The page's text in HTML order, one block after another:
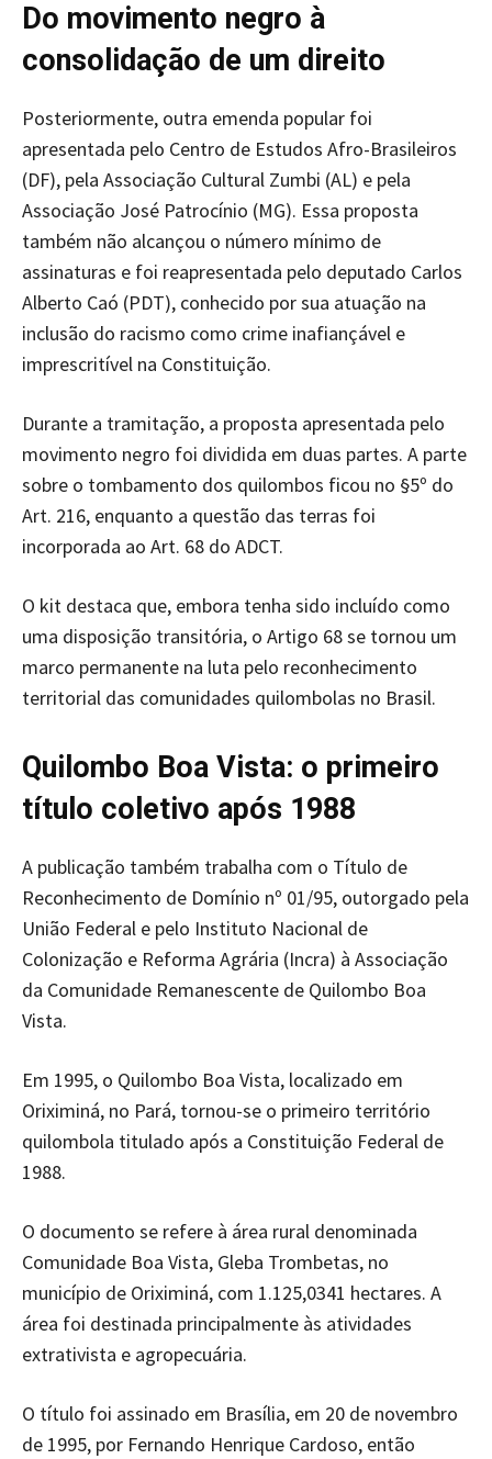
Do movimento negro à
consolidação de um direito
Posteriormente, outra emenda popular foi
apresentada pelo Centro de Estudos Afro-Brasileiros
(DF), pela Associação Cultural Zumbi (AL) e pela
Associação José Patrocínio (MG). Essa proposta
também não alcançou o número mínimo de
assinaturas e foi reapresentada pelo deputado Carlos
Alberto Caó (PDT), conhecido por sua atuação na
inclusão do racismo como crime inafiançável e
imprescritível na Constituição.
Durante a tramitação, a proposta apresentada pelo
movimento negro foi dividida em duas partes. A parte
sobre o tombamento dos quilombos ficou no §5º do
Art. 216, enquanto a questão das terras foi
incorporada ao Art. 68 do ADCT.
O kit destaca que, embora tenha sido incluído como
uma disposição transitória, o Artigo 68 se tornou um
marco permanente na luta pelo reconhecimento
territorial das comunidades quilombolas no Brasil.
Quilombo Boa Vista: o primeiro
título coletivo após 1988
A publicação também trabalha com o Título de
Reconhecimento de Domínio nº 01/95, outorgado pela
União Federal e pelo Instituto Nacional de
Colonização e Reforma Agrária (Incra) à Associação
da Comunidade Remanescente de Quilombo Boa
Vista.
Em 1995, o Quilombo Boa Vista, localizado em
Oriximiná, no Pará, tornou-se o primeiro território
quilombola titulado após a Constituição Federal de
1988.
O documento se refere à área rural denominada
Comunidade Boa Vista, Gleba Trombetas, no
município de Oriximiná, com 1.125,0341 hectares. A
área foi destinada principalmente às atividades
extrativista e agropecuária.
O título foi assinado em Brasília, em 20 de novembro
de 1995, por Fernando Henrique Cardoso, então